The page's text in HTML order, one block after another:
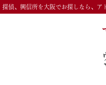
探偵、興信所を大阪でお探しなら、ア